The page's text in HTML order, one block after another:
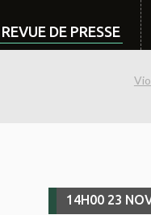
REVUE DE PRESSE
14H00 23